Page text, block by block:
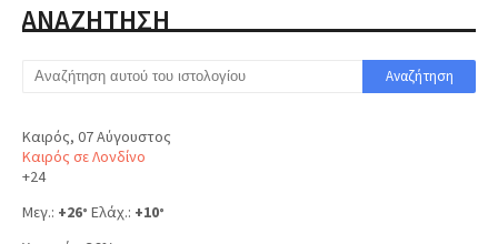
ΑΝΑΖΗΤΗΣΗ
Καιρός, 07 Αύγουστος
Καιρός σε Λονδίνο
+24
Μεγ.: +26° Ελάχ.: +10°